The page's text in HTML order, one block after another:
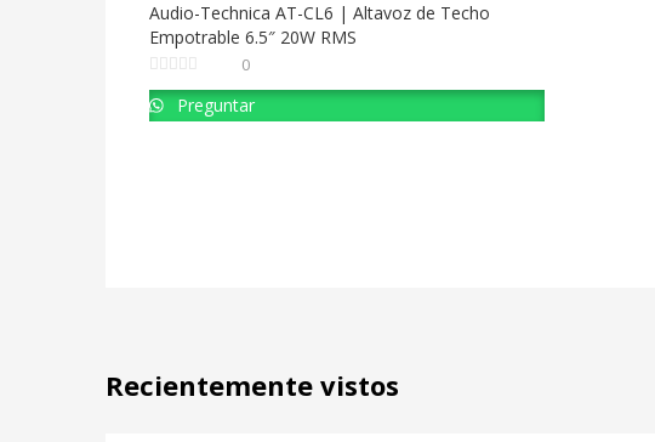
Audio-Technica AT-CL6 | Altavoz de Techo
Empotrable 6.5″ 20W RMS
0
Preguntar
Recientemente vistos